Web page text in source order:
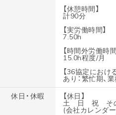
【休憩時間】
計90分
【実労働時間】
7.50h
【時間外労働時間
15.0h程度/月
【36協定におけ
あり：繁忙期、
休日・休暇
【休日】
土 日 祝 そ
(会社カレンダ